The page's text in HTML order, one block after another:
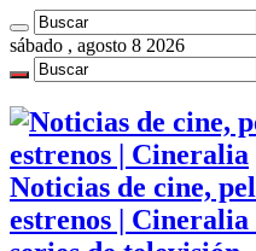
sábado , agosto 8 2026
Noticias de cine,
estrenos |